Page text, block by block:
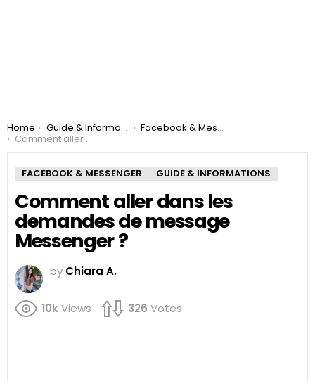
You are here:
Home Guide & Informations
Facebook & Messenger
Comment aller dans les demandes de message Messenger ?
FACEBOOK & MESSENGER GUIDE & INFORMATIONS
Comment aller dans les
demandes de message
Messenger ?
by Chiara A.
10kViews 326 Votes